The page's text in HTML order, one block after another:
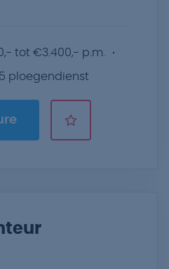
tot €3.400,- p.m.
5 ploegendienst